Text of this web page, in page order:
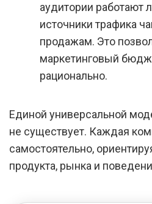
аудитории работают
источники трафика
продажам. Это
маркетинговый
рационально.
Единой универсальной
не существует. Каждая
самостоятельно,
продукта, рынка и